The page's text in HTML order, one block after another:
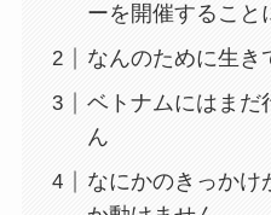
ーを開催すること
なんのために生き
ベトナムにはまだ
ん
なにかのきっかけ